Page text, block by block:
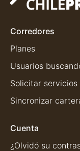
Corredores
Planes
Usuarios
Solicitar
Sincronizar
Cuenta
¿Olvidó su